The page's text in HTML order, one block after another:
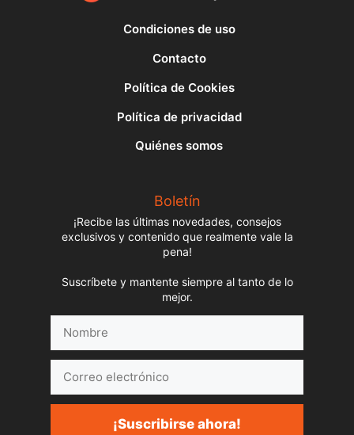
Condiciones de uso
Contacto
Política de Cookies
Política de privacidad
Quiénes somos
Boletín
¡Recibe las últimas novedades, consejos
exclusivos y contenido que realmente vale la
pena!
Suscríbete y mantente siempre al tanto de lo
mejor.
electrónico
¡Suscribirse ahora!